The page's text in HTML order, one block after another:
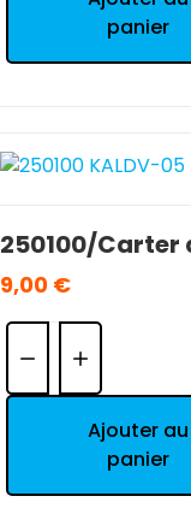
panier
9,00 €
Quantité:
Ajouter au
panier